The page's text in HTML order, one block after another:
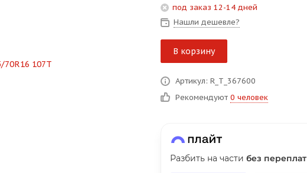
под заказ 12-14 дней
Нашли дешевле?
В корзину
Артикул: R_T_367600
Рекомендуют 0 человек
Разбить на части без переплат
без переплат
График платежей